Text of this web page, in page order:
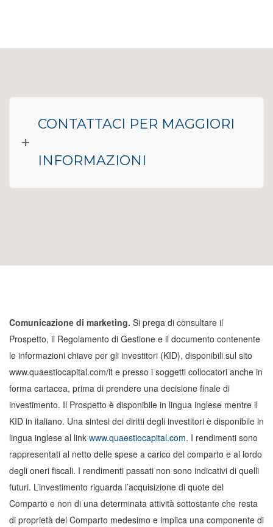
CONTATTACI PER MAGGIORI
INFORMAZIONI
Comunicazione di marketing. Si prega di consultare il
Prospetto, il Regolamento di Gestione e il documento contenente
le informazioni chiave per gli investitori (KID), disponibili sul sito
www.quaestiocapital.com/it e presso i soggetti collocatori anche in
forma cartacea, prima di prendere una decisione finale di
investimento. Il Prospetto è disponibile in lingua inglese mentre il
KID in italiano. Una sintesi dei diritti degli investitori è disponibile in
lingua inglese al link www.quaestiocapital.com. I rendimenti sono
rappresentati al netto delle spese a carico del comparto e al lordo
degli oneri fiscali. I rendimenti passati non sono indicativi di quelli
futuri. L’investimento riguarda l’acquisizione di quote del
Comparto e non di una determinata attività sottostante che resta
di proprietà del Comparto medesimo e implica una componente di